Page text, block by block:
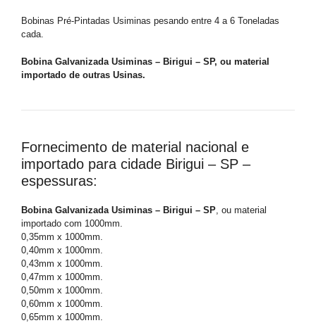
Bobinas Pré-Pintadas Usiminas pesando entre 4 a 6 Toneladas
cada.
Bobina Galvanizada Usiminas – Birigui – SP, ou material
importado de outras Usinas.
Fornecimento de material nacional e
importado para cidade Birigui – SP –
espessuras:
Bobina Galvanizada Usiminas – Birigui – SP , ou material
importado com 1000mm.
0,35mm x 1000mm.
0,40mm x 1000mm.
0,43mm x 1000mm.
0,47mm x 1000mm.
0,50mm x 1000mm.
0,60mm x 1000mm.
0,65mm x 1000mm.